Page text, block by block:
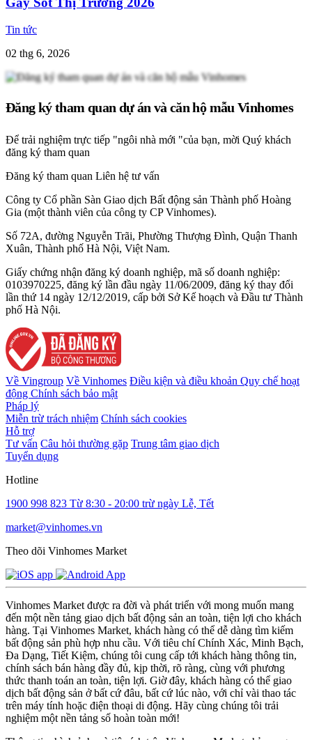
Tin tức
02 thg 6, 2026
Đăng ký tham quan dự án và căn hộ mẫu Vinhomes
Để trải nghiệm trực tiếp "ngôi nhà mới "của bạn, mời Quý khách
đăng ký tham quan
Đăng ký tham quan Liên hệ tư vấn
Công ty Cổ phần Sàn Giao dịch Bất động sản Thành phố Hoàng
Gia (một thành viên của công ty CP Vinhomes).
Số 72A, đường Nguyễn Trãi, Phường Thượng Đình, Quận Thanh
Xuân, Thành phố Hà Nội, Việt Nam.
Giấy chứng nhận đăng ký doanh nghiệp, mã số doanh nghiệp:
0103970225, đăng ký lần đầu ngày 11/06/2009, đăng ký thay đổi
lần thứ 14 ngày 12/12/2019, cấp bởi Sở Kế hoạch và Đầu tư Thành
phố Hà Nội.
Về Vingroup Về Vinhomes Điều kiện và điều khoản Quy chế hoạt
động Chính sách bảo mật
Pháp lý
Miễn trừ trách nhiệm Chính sách cookies
Hỗ trợ
Tư vấn Câu hỏi thường gặp Trung tâm giao dịch
Tuyển dụng
Hotline
1900 998 823 Từ 8:30 - 20:00 trừ ngày Lễ, Tết
market@vinhomes.vn
Theo dõi Vinhomes Market
Vinhomes Market được ra đời và phát triển với mong muốn mang
đến một nền tảng giao dịch bất động sản an toàn, tiện lợi cho khách
hàng. Tại Vinhomes Market, khách hàng có thể dễ dàng tìm kiếm
bất động sản phù hợp nhu cầu. Với tiêu chí Chính Xác, Minh Bạch,
Đa Dạng, Tiết Kiệm, chúng tôi cung cấp tới khách hàng thông tin,
chính sách bán hàng đầy đủ, kịp thời, rõ ràng, cùng với phương
thức thanh toán an toàn, tiện lợi. Giờ đây, khách hàng có thể giao
dịch bất động sản ở bất cứ đâu, bất cứ lúc nào, với chỉ vài thao tác
trên máy tính hoặc điện thoại di động. Hãy cùng chúng tôi trải
nghiệm một nền tảng số hoàn toàn mới!